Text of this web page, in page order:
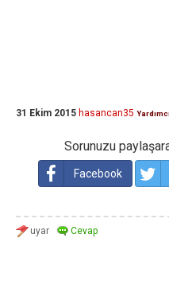
31 Ekim 2015 hasancan35 Yardımcı
Sorunuzu
Facebook